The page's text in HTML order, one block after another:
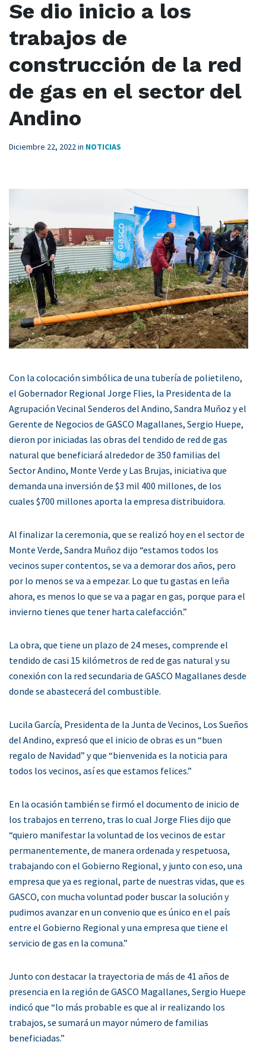
Se dio inicio a los
trabajos de
construcción de la red
de gas en el sector del
Andino
Diciembre 22, 2022in NOTICIAS
Con la colocación simbólica de una tubería de polietileno,
el Gobernador Regional Jorge Flies, la Presidenta de la
Agrupación Vecinal Senderos del Andino, Sandra Muñoz y el
Gerente de Negocios de GASCO Magallanes, Sergio Huepe,
dieron por iniciadas las obras del tendido de red de gas
natural que beneficiará alrededor de 350 familias del
Sector Andino, Monte Verde y Las Brujas, iniciativa que
demanda una inversión de $3 mil 400 millones, de los
cuales $700 millones aporta la empresa distribuidora.
Al finalizar la ceremonia, que se realizó hoy en el sector de
Monte Verde, Sandra Muñoz dijo “estamos todos los
vecinos super contentos, se va a demorar dos años, pero
por lo menos se va a empezar. Lo que tu gastas en leña
ahora, es menos lo que se va a pagar en gas, porque para el
invierno tienes que tener harta calefacción.”
La obra, que tiene un plazo de 24 meses, comprende el
tendido de casi 15 kilómetros de red de gas natural y su
conexión con la red secundaria de GASCO Magallanes desde
donde se abastecerá del combustible.
Lucila García, Presidenta de la Junta de Vecinos, Los Sueños
del Andino, expresó que el inicio de obras es un “buen
regalo de Navidad” y que “bienvenida es la noticia para
todos los vecinos, así es que estamos felices.”
En la ocasión también se firmó el documento de inicio de
los trabajos en terreno, tras lo cual Jorge Flies dijo que
“quiero manifestar la voluntad de los vecinos de estar
permanentemente, de manera ordenada y respetuosa,
trabajando con el Gobierno Regional, y junto con eso, una
empresa que ya es regional, parte de nuestras vidas, que es
GASCO, con mucha voluntad poder buscar la solución y
pudimos avanzar en un convenio que es único en el país
entre el Gobierno Regional y una empresa que tiene el
servicio de gas en la comuna.”
Junto con destacar la trayectoria de más de 41 años de
presencia en la región de GASCO Magallanes, Sergio Huepe
indicó que “lo más probable es que al ir realizando los
trabajos, se sumará un mayor número de familias
beneficiadas.”